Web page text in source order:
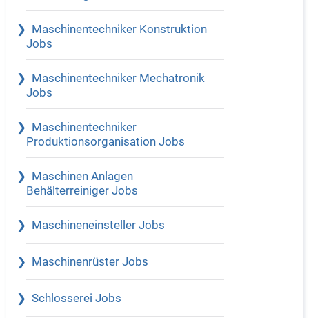
Maschinentechniker Konstruktion
Jobs
Maschinentechniker Mechatronik
Jobs
Maschinentechniker
Produktionsorganisation Jobs
Maschinen Anlagen
Behälterreiniger Jobs
Maschineneinsteller Jobs
Maschinenrüster Jobs
Schlosserei Jobs